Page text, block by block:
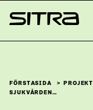
Skip to
content
Sitra
FÖRSTASIDA PROJEKT
SJUKVÅRDEN…